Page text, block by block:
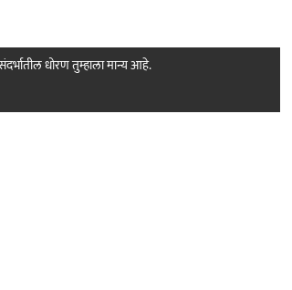
धोरण तुम्हाला मान्य आहे.